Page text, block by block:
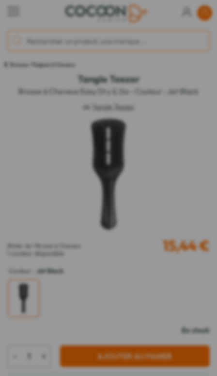
Brosses / Peignes à Cheveux
Tangle Teezer
Brosse à Cheveux Easy Dry & Go - Couleur : Jet Black
de Tangle Teezer
Blister de 1 Brosse à Cheveux
1 couleur disponible 15,44€
Couleur Jet Black
En stock
+ AJOUTER AU PANIER